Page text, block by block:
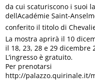
da cui scaturiscono i suoi
dellAcadémie Saint-
conferito il titolo di
La mostra aprirà il 10
il 18, 23, 28 e 29 dicembre
L’ingresso è gratuito.
Per prenotarsi
http://palazzo.quirinale.it/